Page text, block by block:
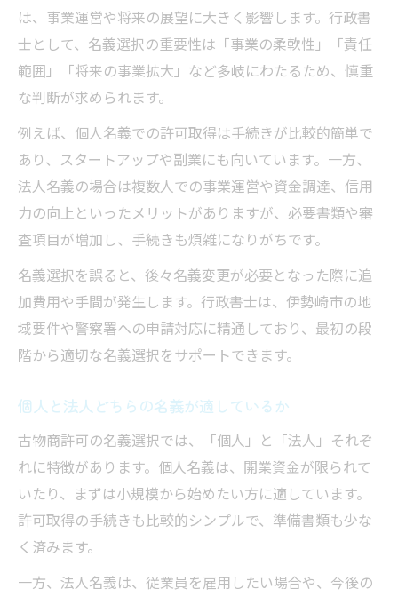
は、事業運営や将来の展望に大きく影響します。行政書
士として、名義選択の重要性は「事業の柔軟性」「責任
範囲」「将来の事業拡大」など多岐にわたるため、慎重
な判断が求められます。
例えば、個人名義での許可取得は手続きが比較的簡単で
あり、スタートアップや副業にも向いています。一方、
法人名義の場合は複数人での事業運営や資金調達、信用
力の向上といったメリットがありますが、必要書類や審
査項目が増加し、手続きも煩雑になりがちです。
名義選択を誤ると、後々名義変更が必要となった際に追
加費用や手間が発生します。行政書士は、伊勢崎市の地
域要件や警察署への申請対応に精通しており、最初の段
階から適切な名義選択をサポートできます。
個人と法人どちらの名義が適しているか
古物商許可の名義選択では、「個人」と「法人」それぞ
れに特徴があります。個人名義は、開業資金が限られて
いたり、まずは小規模から始めたい方に適しています。
許可取得の手続きも比較的シンプルで、準備書類も少な
く済みます。
一方、法人名義は、従業員を雇用したい場合や、今後の